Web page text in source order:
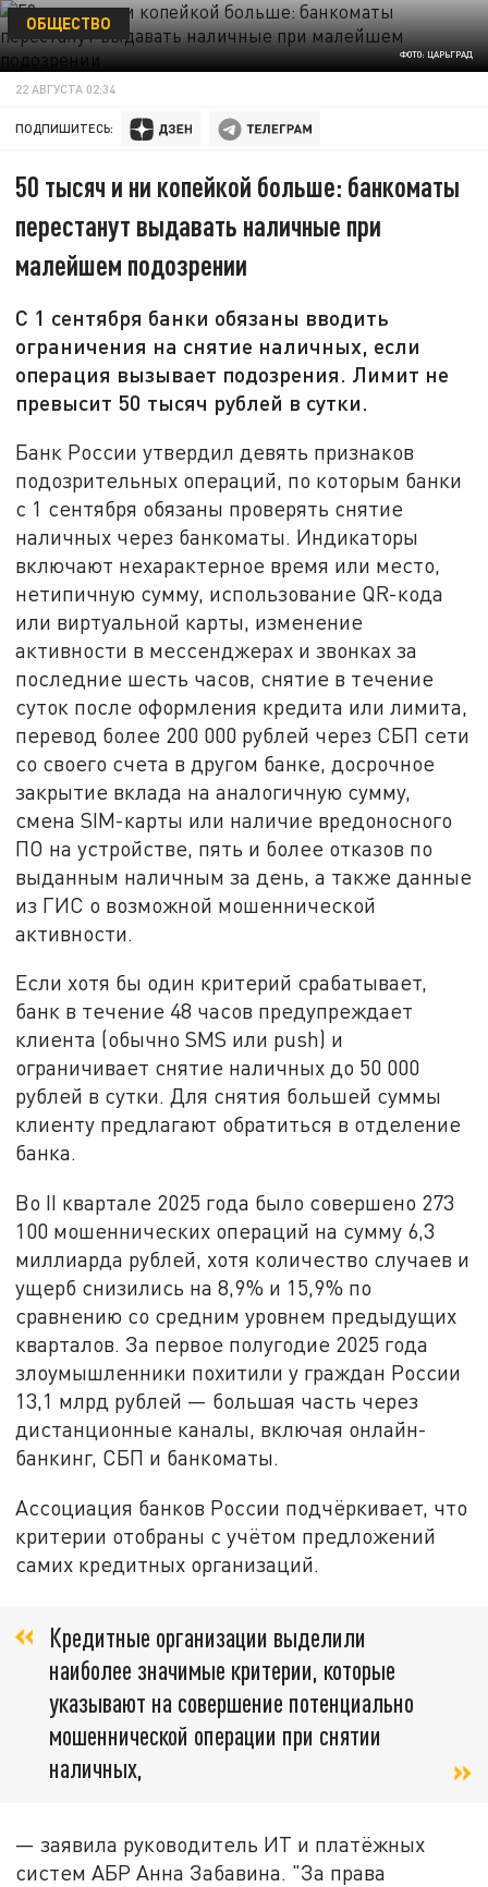
ФОТО: ЦАРЬГРАД
ОБЩЕСТВО
22 АВГУСТА 02:34
ПОДПИШИТЕСЬ:
50 тысяч и ни копейкой больше: банкоматы
перестанут выдавать наличные при
малейшем подозрении
С 1 сентября банки обязаны вводить
ограничения на снятие наличных, если
операция вызывает подозрения. Лимит не
превысит 50 тысяч рублей в сутки.
Банк России утвердил девять признаков
подозрительных операций, по которым банки
с 1 сентября обязаны проверять снятие
наличных через банкоматы. Индикаторы
включают нехарактерное время или место,
нетипичную сумму, использование QR-кода
или виртуальной карты, изменение
активности в мессенджерах и звонках за
последние шесть часов, снятие в течение
суток после оформления кредита или лимита,
перевод более 200 000 рублей через СБП сети
со своего счета в другом банке, досрочное
закрытие вклада на аналогичную сумму,
смена SIM-карты или наличие вредоносного
ПО на устройстве, пять и более отказов по
выданным наличным за день, а также данные
из ГИС о возможной мошеннической
активности.
Если хотя бы один критерий срабатывает,
банк в течение 48 часов предупреждает
клиента (обычно SMS или push) и
ограничивает снятие наличных до 50 000
рублей в сутки. Для снятия большей суммы
клиенту предлагают обратиться в отделение
банка.
Во II квартале 2025 года было совершено 273
100 мошеннических операций на сумму 6,3
миллиарда рублей, хотя количество случаев и
ущерб снизились на 8,9% и 15,9% по
сравнению со средним уровнем предыдущих
кварталов. За первое полугодие 2025 года
злоумышленники похитили у граждан России
13,1 млрд рублей — большая часть через
дистанционные каналы, включая онлайн-
банкинг, СБП и банкоматы.
Ассоциация банков России подчёркивает, что
критерии отобраны с учётом предложений
самих кредитных организаций.
Кредитные организации выделили
наиболее значимые критерии, которые
указывают на совершение потенциально
мошеннической операции при снятии
наличных,
— заявила руководитель ИТ и платёжных
систем АБР Анна Забавина. "За права